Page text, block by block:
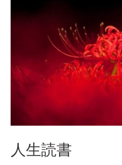
人生読書